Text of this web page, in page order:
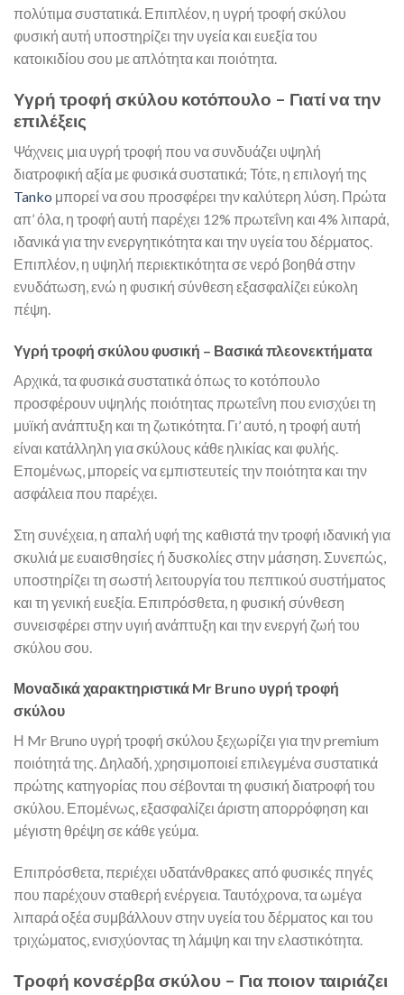
πολύτιμα συστατικά. Επιπλέον, η υγρή τροφή σκύλου
φυσική αυτή υποστηρίζει την υγεία και ευεξία του
κατοικιδίου σου με απλότητα και ποιότητα.
Υγρή τροφή σκύλου κοτόπουλο – Γιατί να την
επιλέξεις
Ψάχνεις μια υγρή τροφή που να συνδυάζει υψηλή
διατροφική αξία με φυσικά συστατικά; Τότε, η επιλογή της
Tanko μπορεί να σου προσφέρει την καλύτερη λύση. Πρώτα
απ’ όλα, η τροφή αυτή παρέχει 12% πρωτεΐνη και 4% λιπαρά,
ιδανικά για την ενεργητικότητα και την υγεία του δέρματος.
Επιπλέον, η υψηλή περιεκτικότητα σε νερό βοηθά στην
ενυδάτωση, ενώ η φυσική σύνθεση εξασφαλίζει εύκολη
πέψη.
Υγρή τροφή σκύλου φυσική – Βασικά πλεονεκτήματα
Αρχικά, τα φυσικά συστατικά όπως το κοτόπουλο
προσφέρουν υψηλής ποιότητας πρωτεΐνη που ενισχύει τη
μυϊκή ανάπτυξη και τη ζωτικότητα. Γι’ αυτό, η τροφή αυτή
είναι κατάλληλη για σκύλους κάθε ηλικίας και φυλής.
Επομένως, μπορείς να εμπιστευτείς την ποιότητα και την
ασφάλεια που παρέχει.
Στη συνέχεια, η απαλή υφή της καθιστά την τροφή ιδανική για
σκυλιά με ευαισθησίες ή δυσκολίες στην μάσηση. Συνεπώς,
υποστηρίζει τη σωστή λειτουργία του πεπτικού συστήματος
και τη γενική ευεξία. Επιπρόσθετα, η φυσική σύνθεση
συνεισφέρει στην υγιή ανάπτυξη και την ενεργή ζωή του
σκύλου σου.
Μοναδικά χαρακτηριστικά Mr Bruno υγρή τροφή
σκύλου
Η Mr Bruno υγρή τροφή σκύλου ξεχωρίζει για την premium
ποιότητά της. Δηλαδή, χρησιμοποιεί επιλεγμένα συστατικά
πρώτης κατηγορίας που σέβονται τη φυσική διατροφή του
σκύλου. Επομένως, εξασφαλίζει άριστη απορρόφηση και
μέγιστη θρέψη σε κάθε γεύμα.
Επιπρόσθετα, περιέχει υδατάνθρακες από φυσικές πηγές
που παρέχουν σταθερή ενέργεια. Ταυτόχρονα, τα ωμέγα
λιπαρά οξέα συμβάλλουν στην υγεία του δέρματος και του
τριχώματος, ενισχύοντας τη λάμψη και την ελαστικότητα.
Τροφή κονσέρβα σκύλου – Για ποιον ταιριάζει